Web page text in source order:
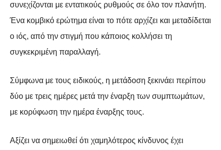
συνεχίζονται με εντατικούς ρυθμούς σε όλο τον πλανήτη.
Ένα κομβικό ερώτημα είναι το πότε αρχίζει και μεταδίδεται
ο ιός, από την στιγμή που κάποιος κολλήσει τη
συγκεκριμένη παραλλαγή.
Σύμφωνα με τους ειδικούς, η μετάδοση ξεκινάει περίπου
δύο με τρεις ημέρες μετά την έναρξη των συμπτωμάτων,
με κορύφωση την ημέρα έναρξης τους.
Αξίζει να σημειωθεί ότι χαμηλότερος κίνδυνος έχει